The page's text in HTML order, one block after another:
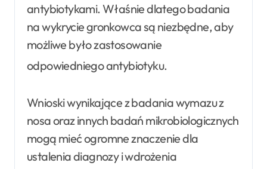
antybiotykami. Właśnie dlatego badania
na wykrycie gronkowca są niezbędne, aby
możliwe było zastosowanie
odpowiedniego antybiotyku.
Wnioski wynikające z badania wymazu z
nosa oraz innych badań mikrobiologicznych
mogą mieć ogromne znaczenie dla
ustalenia diagnozy i wdrożenia